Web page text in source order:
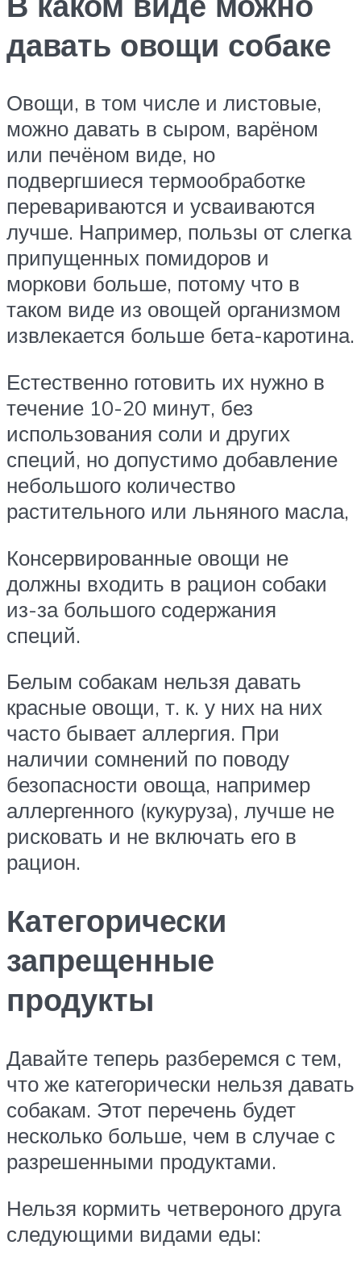
давать овощи собаке
Овощи, в том числе и листовые,
можно давать в сыром, варёном
или печёном виде, но
подвергшиеся термообработке
перевариваются и усваиваются
лучше. Например, пользы от слегка
припущенных помидоров и
моркови больше, потому что в
таком виде из овощей организмом
извлекается больше бета-каротина.
Естественно готовить их нужно в
течение 10-20 минут, без
использования соли и других
специй, но допустимо добавление
небольшого количество
растительного или льняного масла,
Консервированные овощи не
должны входить в рацион собаки
из-за большого содержания
специй.
Белым собакам нельзя давать
красные овощи, т. к. у них на них
часто бывает аллергия. При
наличии сомнений по поводу
безопасности овоща, например
аллергенного (кукуруза), лучше не
рисковать и не включать его в
рацион.
Категорически
запрещенные
продукты
Давайте теперь разберемся с тем,
что же категорически нельзя давать
собакам. Этот перечень будет
несколько больше, чем в случае с
разрешенными продуктами.
Нельзя кормить четвероного друга
следующими видами еды: